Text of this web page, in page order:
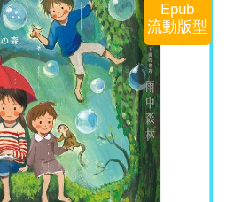
Epub
流動版型